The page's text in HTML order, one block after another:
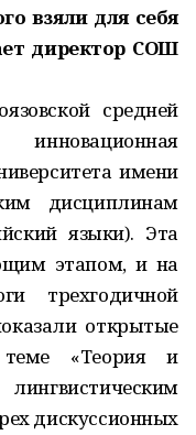
взяли для себя
директор СОШ
средней
имени
дисциплинам
языки). Эта
этапом, и на
трехгодичной
открытые
«Теория и
дискуссионных